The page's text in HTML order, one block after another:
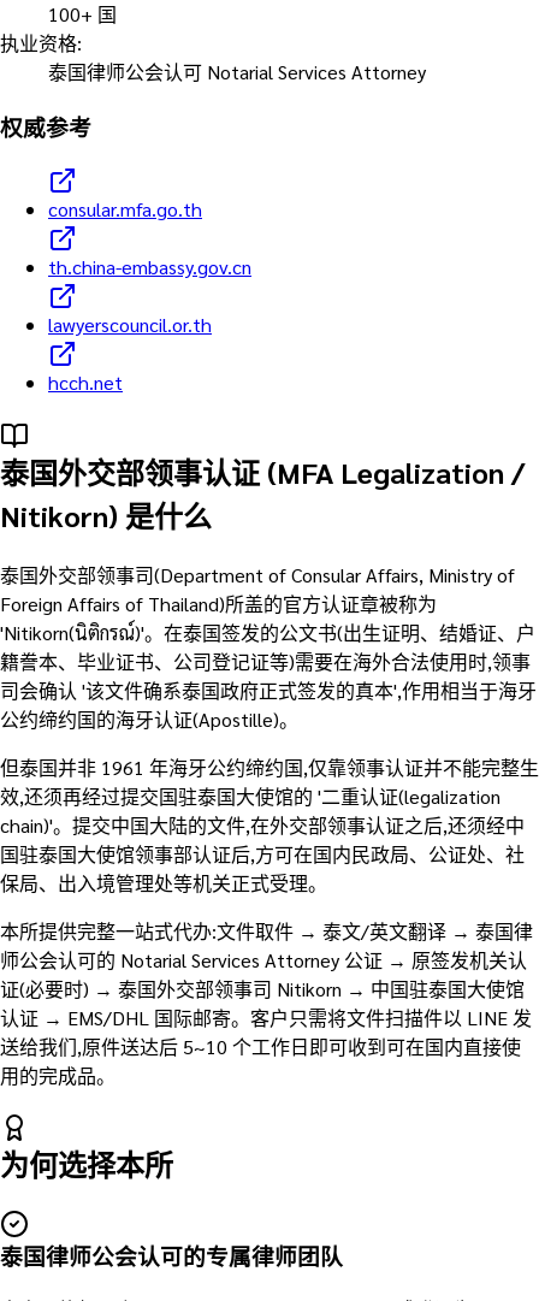
100+ 国
执业资格:
泰国律师公会认可 Notarial Services Attorney
权威参考
consular.mfa.go.th
th.china-embassy.gov.cn
lawyerscouncil.or.th
hcch.net
泰国外交部领事认证 (MFA Legalization /
Nitikorn) 是什么
泰国外交部领事司(Department of Consular Affairs, Ministry of
Foreign Affairs of Thailand)所盖的官方认证章被称为
'Nitikorn(นิติกรณ์)'。在泰国签发的公文书(出生证明、结婚证、户
籍誊本、毕业证书、公司登记证等)需要在海外合法使用时,领事
司会确认 '该文件确系泰国政府正式签发的真本',作用相当于海牙
公约缔约国的海牙认证(Apostille)。
但泰国并非 1961 年海牙公约缔约国,仅靠领事认证并不能完整生
效,还须再经过提交国驻泰国大使馆的 '二重认证(legalization
chain)'。提交中国大陆的文件,在外交部领事认证之后,还须经中
国驻泰国大使馆领事部认证后,方可在国内民政局、公证处、社
保局、出入境管理处等机关正式受理。
本所提供完整一站式代办:文件取件 → 泰文/英文翻译 → 泰国律
师公会认可的 Notarial Services Attorney 公证 → 原签发机关认
证(必要时) → 泰国外交部领事司 Nitikorn → 中国驻泰国大使馆
认证 → EMS/DHL 国际邮寄。客户只需将文件扫描件以 LINE 发
送给我们,原件送达后 5~10 个工作日即可收到可在国内直接使
用的完成品。
为何选择本所
泰国律师公会认可的专属律师团队